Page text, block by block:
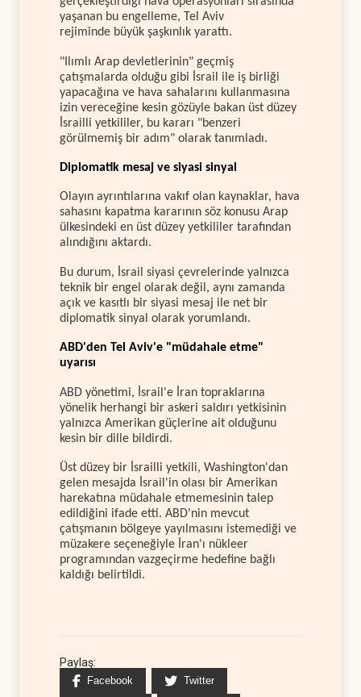
yaşanan bu engelleme, Tel Aviv
rejiminde büyük şaşkınlık yarattı.
"Ilımlı Arap devletlerinin" geçmiş
çatışmalarda olduğu gibi İsrail ile iş birliği
yapacağına ve hava sahalarını kullanmasına
izin vereceğine kesin gözüyle bakan üst düzey
İsrailli yetkililer, bu kararı "benzeri
görülmemiş bir adım" olarak tanımladı.
Diplomatik mesaj ve siyasi sinyal
Olayın ayrıntılarına vakıf olan kaynaklar, hava
sahasını kapatma kararının söz konusu Arap
ülkesindeki en üst düzey yetkililer tarafından
alındığını aktardı.
Bu durum, İsrail siyasi çevrelerinde yalnızca
teknik bir engel olarak değil, aynı zamanda
açık ve kasıtlı bir siyasi mesaj ile net bir
diplomatik sinyal olarak yorumlandı.
ABD'den Tel Aviv'e "müdahale etme"
uyarısı
ABD yönetimi, İsrail'e İran topraklarına
yönelik herhangi bir askeri saldırı yetkisinin
yalnızca Amerikan güçlerine ait olduğunu
kesin bir dille bildirdi.
Üst düzey bir İsrailli yetkili, Washington'dan
gelen mesajda İsrail'in olası bir Amerikan
harekatına müdahale etmemesinin talep
edildiğini ifade etti. ABD'nin mevcut
çatışmanın bölgeye yayılmasını istemediği ve
müzakere seçeneğiyle İran'ı nükleer
programından vazgeçirme hedefine bağlı
kaldığı belirtildi.
Paylaş:
Facebook Twitter